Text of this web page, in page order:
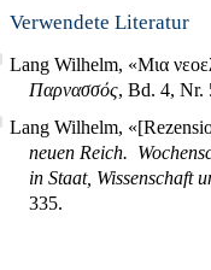
Verwendete Literatur
Lang Wilhelm, «Μια
Παρνασσός, Bd. 4, Nr.
Lang Wilhelm,
neuen Reich.
in Staat, Wissenschaft
335.